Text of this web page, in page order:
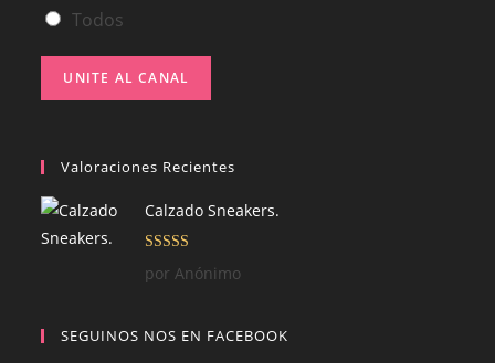
Todos
UNITE AL CANAL
Valoraciones Recientes
Calzado Sneakers.
Valorado con
5
por Anónimo
SEGUINOS NOS EN FACEBOOK